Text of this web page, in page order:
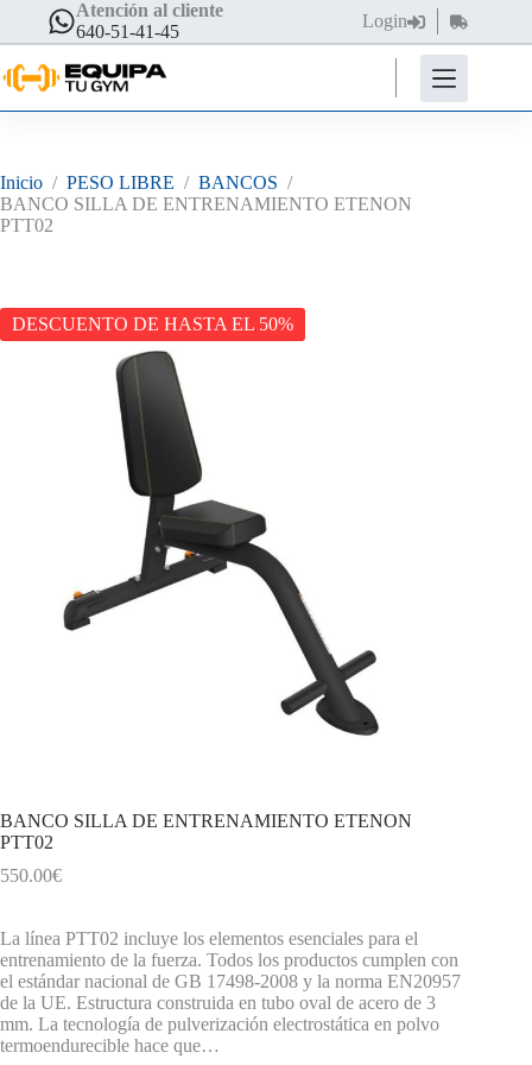
contenido
Atención al cliente
640-51-41-45
Login
Carro
de
compra
Inicio / PESO LIBRE / BANCOS /
BANCO SILLA DE ENTRENAMIENTO ETENON
PTT02
DESCUENTO DE HASTA EL 50%
BANCO SILLA DE ENTRENAMIENTO ETENON
PTT02
550.00€
La línea PTT02 incluye los elementos esenciales para el
entrenamiento de la fuerza. Todos los productos cumplen con
el estándar nacional de GB 17498-2008 y la norma EN20957
de la UE. Estructura construida en tubo oval de acero de 3
mm. La tecnología de pulverización electrostática en polvo
termoendurecible hace que…